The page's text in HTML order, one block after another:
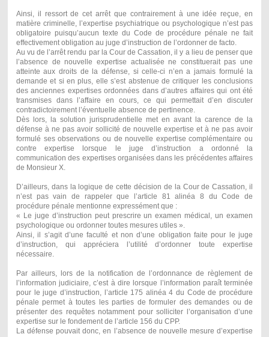
Ainsi, il ressort de cet arrêt que contrairement à une idée reçue, en
matière criminelle, l’expertise psychiatrique ou psychologique n’est pas
obligatoire puisqu’aucun texte du Code de procédure pénale ne fait
effectivement obligation au juge d’instruction de l’ordonner de facto.
Au vu de l’arrêt rendu par la Cour de Cassation, il y a lieu de penser que
l’absence de nouvelle expertise actualisée ne constituerait pas une
atteinte aux droits de la défense, si celle-ci n’en a jamais formulé la
demande et si en plus, elle s’est abstenue de critiquer les conclusions
des anciennes expertises ordonnées dans d’autres affaires qui ont été
transmises dans l’affaire en cours, ce qui permettait d’en discuter
contradictoirement l’éventuelle absence de pertinence.
Dès lors, la solution jurisprudentielle met en avant la carence de la
défense à ne pas avoir sollicité de nouvelle expertise et à ne pas avoir
formulé ses observations ou de nouvelle expertise complémentaire ou
contre expertise lorsque le juge d’instruction a ordonné la
communication des expertises organisées dans les précédentes affaires
de Monsieur X.
D’ailleurs, dans la logique de cette décision de la Cour de Cassation, il
n’est pas vain de rappeler que l’article 81 alinéa 8 du Code de
procédure pénale mentionne expressément que :
« Le juge d’instruction peut prescrire un examen médical, un examen
psychologique ou ordonner toutes mesures utiles ».
Ainsi, il s’agit d’une faculté et non d’une obligation faite pour le juge
d’instruction, qui appréciera l’utilité d’ordonner toute expertise
nécessaire.
Par ailleurs, lors de la notification de l’ordonnance de règlement de
l’information judiciaire, c’est à dire lorsque l’information paraît terminée
pour le juge d’instruction, l’article 175 alinéa 4 du Code de procédure
pénale permet à toutes les parties de formuler des demandes ou de
présenter des requêtes notamment pour solliciter l’organisation d’une
expertise sur le fondement de l’article 156 du CPP.
La défense pouvait donc, en l’absence de nouvelle mesure d’expertise